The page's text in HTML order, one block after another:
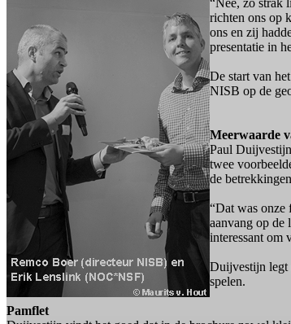
richten ons op
ons en zij
presentatie in
De start van
NISB op de
Meerwaarde
Paul
twee
de
“Dat was onze
aanvang op de
interessant om
Duijvestijn legt
spelen.
Pamflet